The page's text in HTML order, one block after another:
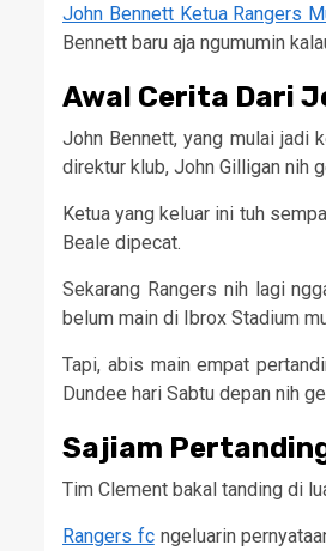
John Bennett Ketua Rangers
Bennett baru aja ngumumin
Awal Cerita Dari
John Bennett, yang mulai jadi
direktur klub, John Gilligan nih
Ketua yang keluar ini tuh
Beale dipecat.
Sekarang Rangers nih lagi
belum main di Ibrox Stadium
Tapi, abis main empat
Dundee hari Sabtu depan nih
Sajiam
Tim Clement bakal tanding di
Rangers fcngeluarin